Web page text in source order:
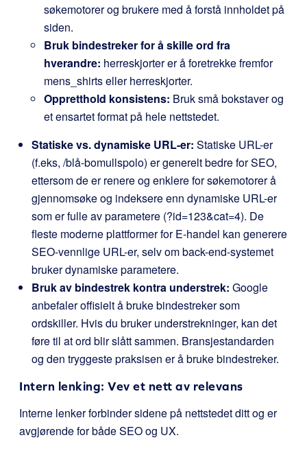
søkemotorer og brukere med å forstå innholdet på
siden.
Bruk bindestreker for å skille ord fra
hverandre: herreskjorterer å foretrekke fremfor
mens_shirtsellerherreskjorter.
Oppretthold konsistens: Bruk små bokstaver og
et ensartet format på hele nettstedet.
Statiske vs. dynamiske URL-er: Statiske URL-er
(f.eks, /blå-bomullspolo) er generelt bedre for SEO,
ettersom de er renere og enklere for søkemotorer å
gjennomsøke og indeksere enn dynamiske URL-er
som er fulle av parametere (?id=123&cat=4). De
fleste moderne plattformer for E-handel kan generere
SEO-vennlige URL-er, selv om back-end-systemet
bruker dynamiske parametere.
Bruk av bindestrek kontra understrek: Google
anbefaler offisielt å bruke bindestreker som
ordskiller. Hvis du bruker understrekninger, kan det
føre til at ord blir slått sammen. Bransjestandarden
og den tryggeste praksisen er å bruke bindestreker.
Intern lenking: Vev et nett av relevans
Interne lenker forbinder sidene på nettstedet ditt og er
avgjørende for både SEO og UX.